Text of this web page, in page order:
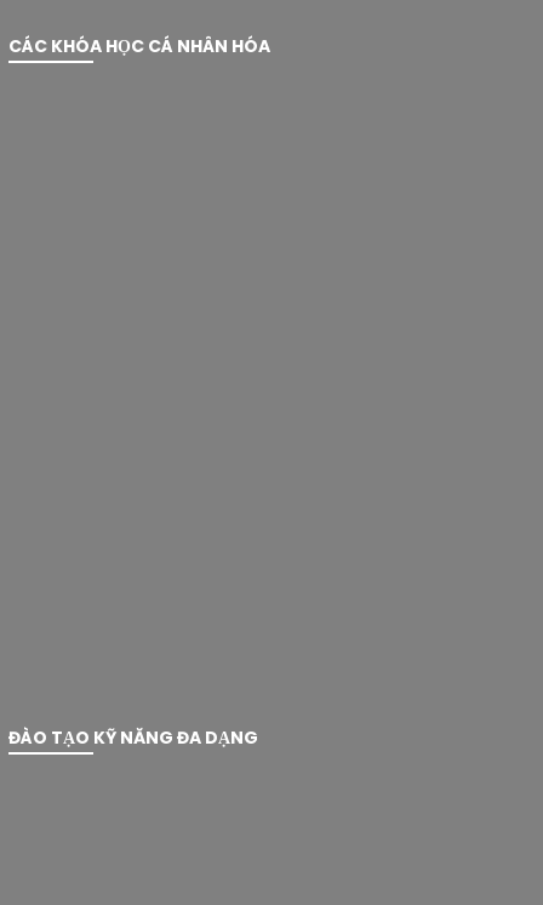
CÁC KHÓA HỌC CÁ NHÂN HÓA
ĐÀO TẠO KỸ NĂNG ĐA DẠNG